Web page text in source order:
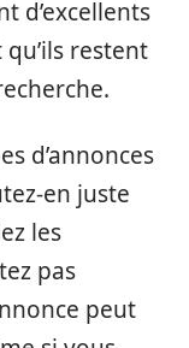
d’excellents
restent
d’annonces
en juste
les
pas
peut